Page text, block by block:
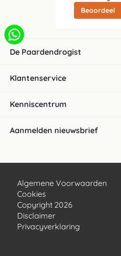
Beoordeel
De Paardendrogist
Klantenservice
Kenniscentrum
Aanmelden nieuwsbrief
Algemene Voorwaarden
Cookies
Copyright 2026
Disclaimer
Privacyverklaring